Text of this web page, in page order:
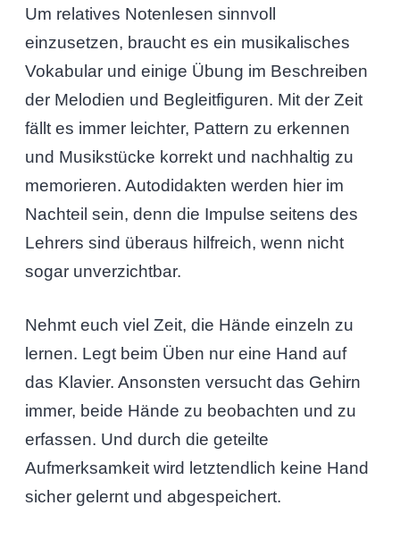
Um relatives Notenlesen sinnvoll
einzusetzen, braucht es ein musikalisches
Vokabular und einige Übung im Beschreiben
der Melodien und Begleitfiguren. Mit der Zeit
fällt es immer leichter, Pattern zu erkennen
und Musikstücke korrekt und nachhaltig zu
memorieren. Autodidakten werden hier im
Nachteil sein, denn die Impulse seitens des
Lehrers sind überaus hilfreich, wenn nicht
sogar unverzichtbar.
Nehmt euch viel Zeit, die Hände einzeln zu
lernen. Legt beim Üben nur eine Hand auf
das Klavier. Ansonsten versucht das Gehirn
immer, beide Hände zu beobachten und zu
erfassen. Und durch die geteilte
Aufmerksamkeit wird letztendlich keine Hand
sicher gelernt und abgespeichert.